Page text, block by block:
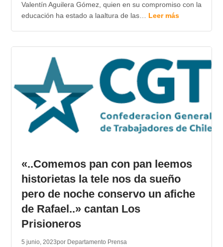
Valentín Aguilera Gómez, quien en su compromiso con la
educación ha estado a laaltura de las… Leer más
«..Comemos pan con pan leemos
historietas la tele nos da sueño
pero de noche conservo un afiche
de Rafael..» cantan Los
Prisioneros
5 junio, 2023por Departamento Prensa